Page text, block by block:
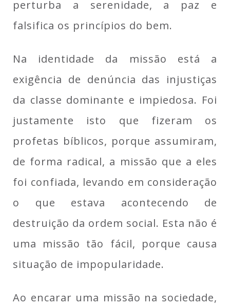
perturba a serenidade, a paz e
falsifica os princípios do bem.
Na identidade da missão está a
exigência de denúncia das injustiças
da classe dominante e impiedosa. Foi
justamente isto que fizeram os
profetas bíblicos, porque assumiram,
de forma radical, a missão que a eles
foi confiada, levando em consideração
o que estava acontecendo de
destruição da ordem social. Esta não é
uma missão tão fácil, porque causa
situação de impopularidade.
Ao encarar uma missão na sociedade,